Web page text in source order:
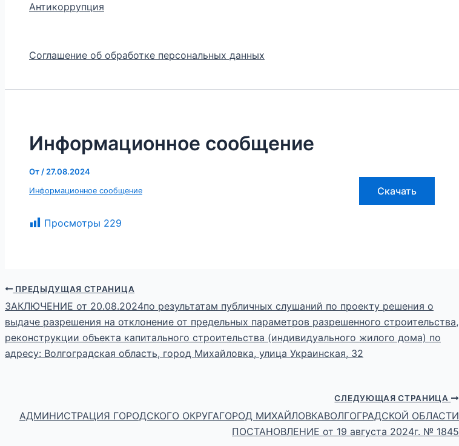
Антикоррупция
Соглашение об обработке персональных данных
Информационное сообщение
От / 27.08.2024
Информационное сообщение Скачать
Просмотры 229
ПРЕДЫДУЩАЯ СТРАНИЦА
ЗАКЛЮЧЕНИЕ от 20.08.2024по результатам публичных слушаний по проекту решения о
выдаче разрешения на отклонение от предельных параметров разрешенного строительства,
реконструкции объекта капитального строительства (индивидуального жилого дома) по
адресу: Волгоградская область, город Михайловка, улица Украинская, 32
СЛЕДУЮЩАЯ СТРАНИЦА
АДМИНИСТРАЦИЯ ГОРОДСКОГО ОКРУГАГОРОД МИХАЙЛОВКАВОЛГОГРАДСКОЙ ОБЛАСТИ
ПОСТАНОВЛЕНИЕ от 19 августа 2024г. № 1845